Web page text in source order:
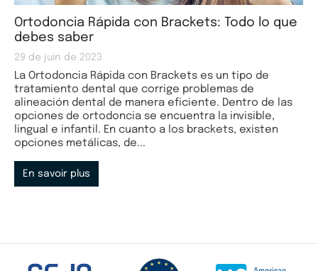
Ortodoncia Rápida con Brackets: Todo lo que
debes saber
29 de juin de 2023
La Ortodoncia Rápida con Brackets es un tipo de
tratamiento dental que corrige problemas de
alineación dental de manera eficiente. Dentro de las
opciones de ortodoncia se encuentra la invisible,
lingual e infantil. En cuanto a los brackets, existen
opciones metálicas, de...
En savoir plus